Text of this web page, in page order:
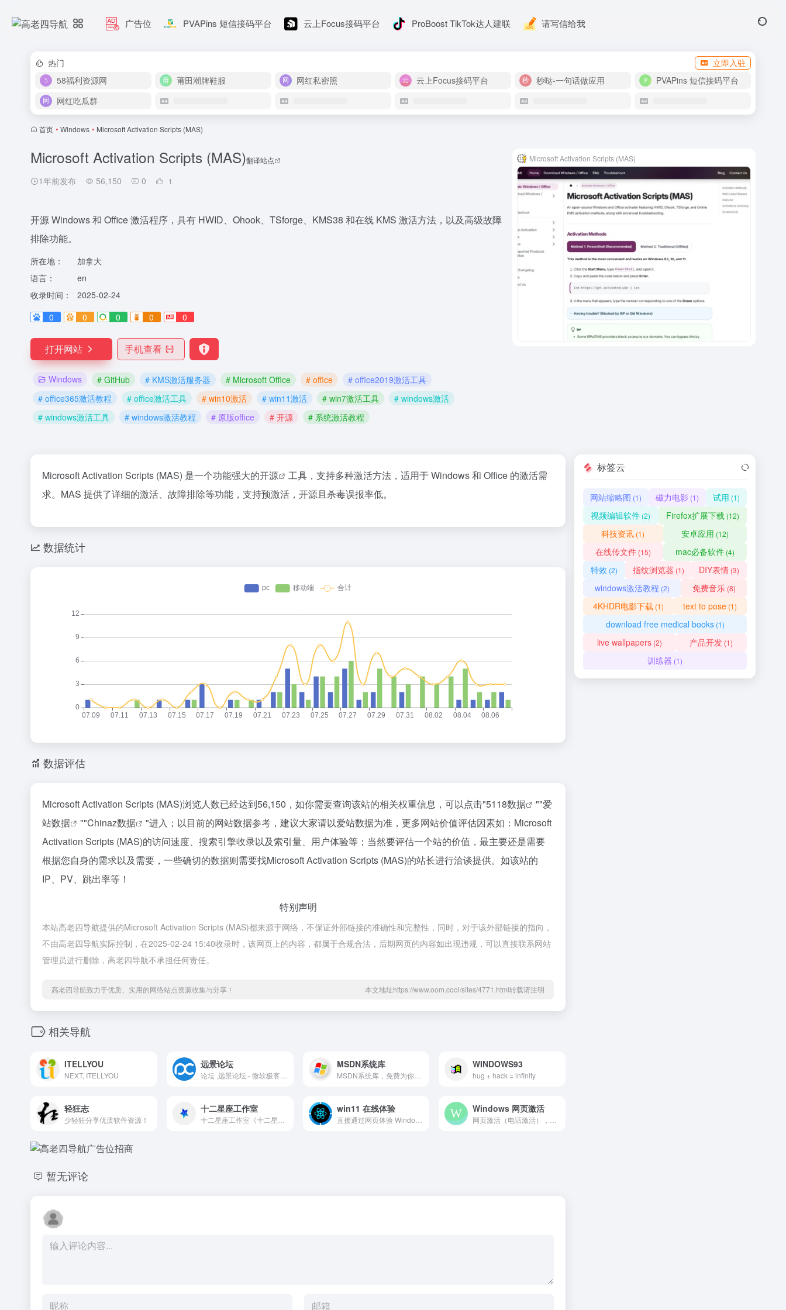
广告位 PVAPins 短信接码平台 云上Focus接码平台 ProBoost TikTok达人建联 请写信给我
热门
立即入驻
58福利资源网
莆田潮牌鞋服 网红私密照 云上Focus接码平台 秒哒-一句话做应用
PVAPins 短信接码平台
网红吃瓜群
首页 • Windows • Microsoft Activation Scripts (MAS)
Microsoft Activation Scripts (MAS)翻译站点
1年前发布 56,150 0 1
开源 Windows 和 Office 激活程序，具有 HWID、Ohook、TSforge、KMS38 和在线 KMS 激活方法，以及高级故障
排除功能。
所在地：
加拿大
语言：
en
收录时间：
2025-02-24
0
0 0 0 0
打开网站 手机查看
Windows # GitHub # KMS激活服务器 # Microsoft Office # office
# office2019激活工具
# office365激活教程
# office激活工具 # win10激活 # win11激活 # win7激活工具
# windows激活
# windows激活工具
# windows激活教程 # 原版office # 开源 # 系统激活教程
Microsoft Activation Scripts (MAS)
Microsoft Activation Scripts (MAS) 是一个功能强大的开源
工具，支持多种激活方法，适用于 Windows 和 Office 的激活需
求。MAS 提供了详细的激活、故障排除等功能，支持预激活，开源且杀毒误报率低。
数据统计
数据评估
Microsoft Activation Scripts (MAS)浏览人数已经达到56,150，如你需要查询该站的相关权重信息，可以点击"5118数据 ""爱
站数据
""Chinaz数据
"进入；以目前的网站数据参考，建议大家请以爱站数据为准，更多网站价值评估因素如：Microsoft
Activation Scripts (MAS)的访问速度、搜索引擎收录以及索引量、用户体验等；当然要评估一个站的价值，最主要还是需要
根据您自身的需求以及需要，一些确切的数据则需要找Microsoft Activation Scripts (MAS)的站长进行洽谈提供。如该站的
IP、PV、跳出率等！
特别声明
本站高老四导航提供的Microsoft Activation Scripts (MAS)都来源于网络，不保证外部链接的准确性和完整性，同时，对于该外部链接的指向，
不由高老四导航实际控制，在2025-02-24 15:40收录时，该网页上的内容，都属于合规合法，后期网页的内容如出现违规，可以直接联系网站
管理员进行删除，高老四导航不承担任何责任。
高老四导航致力于优质、实用的网络站点资源收集与分享！ 本文地址https://www.oom.cool/sites/4771.html转载请注明
相关导航
ITELLYOU
NEXT, ITELLYOU
远景论坛 MSDN系统库
MSDN系统库，免费为你提供我告诉你msdn原版纯净系统，原版win11，win10，win8/8.1，win7系统下载，原版office全系列下载与安装等服务
WINDOWS93
hug + hack = infinity
轻狂志
少轻狂分享优质软件资源！
十二星座工作室 win11 在线体验 Windows 网页激活
暂无评论
标签云
网站缩略图 (1) 磁力电影 (1) 试用 (1)
视频编辑软件 (2) Firefox扩展下载 (12)
科技资讯 (1) 安卓应用 (12)
在线传文件 (15) mac必备软件 (4)
特效 (2) 指纹浏览器 (1) DIY表情 (3)
windows激活教程 (2) 免费音乐(8)
4KHDR电影下载 (1) text to pose (1)
download free medical books(1)
live wallpapers(2) 产品开发 (1)
训练器 (1)